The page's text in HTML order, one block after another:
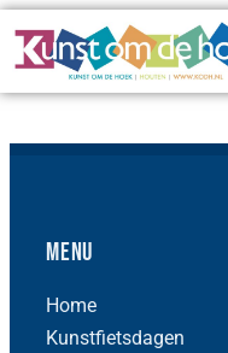
Menu
Home
Kunstfietsdagen